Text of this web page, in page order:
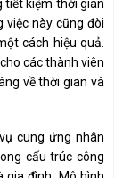
tiết kiệm thời gian
việc này cũng đòi
cách hiệu quả.
các thành viên
về thời gian và
cung ứng nhân
cấu trúc công